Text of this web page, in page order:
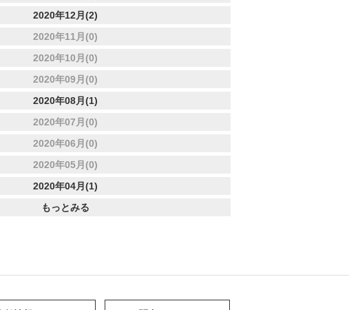
2020年12月(2)
2020年11月(0)
2020年10月(0)
2020年09月(0)
2020年08月(1)
2020年07月(0)
2020年06月(0)
2020年05月(0)
2020年04月(1)
もっとみる